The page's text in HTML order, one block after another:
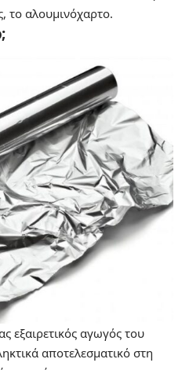
το αλουμινόχαρτο.
εξαιρετικός αγωγός του
αποτελεσματικό στη